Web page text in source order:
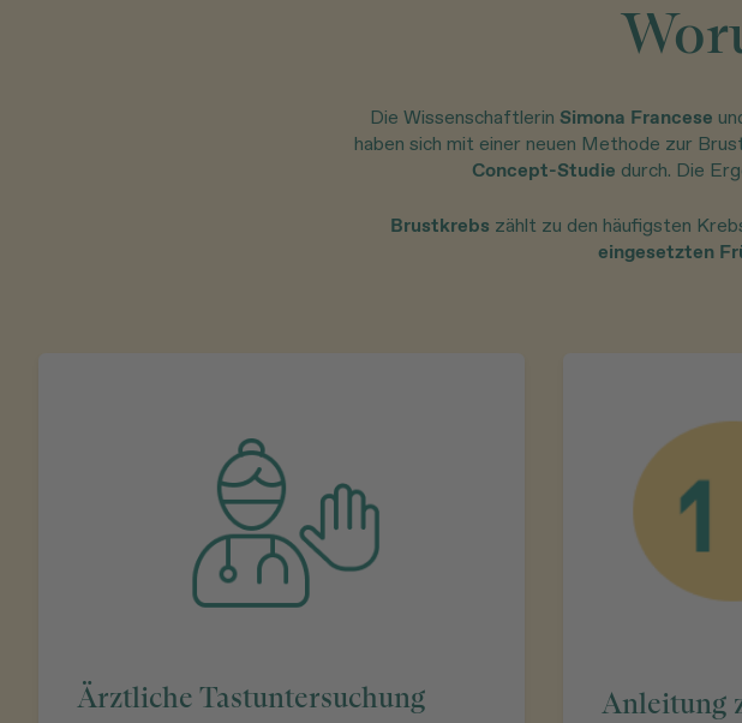
Die Wissenschaftlerin Simona Francese
haben sich mit einer neuen Methode zur
Concept-Studie durch. Die
Brustkrebs zählt zu den häufigsten
eingesetzten
Ärztliche Tastuntersuchung
Anleitung